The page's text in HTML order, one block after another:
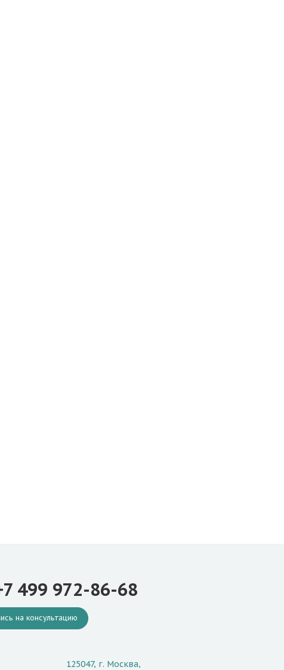
499 972-86-68
на консультацию
125047, г. Москва,